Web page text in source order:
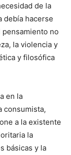
de la
debía hacerse
no
la violencia y
y filosófica
en la
consumista,
a la existente
la
básicas y la